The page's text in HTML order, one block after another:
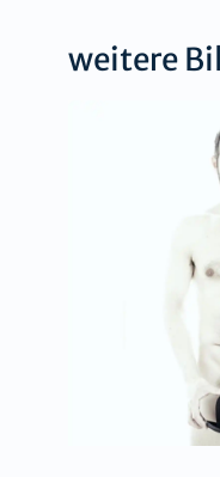
weitere